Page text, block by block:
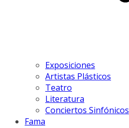
Exposiciones
Artistas Plásticos
Teatro
Literatura
Conciertos Sinfónicos
Fama